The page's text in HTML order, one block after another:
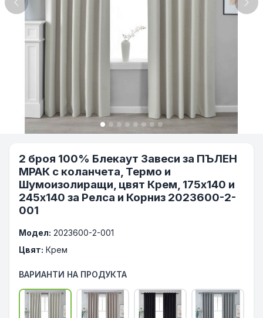
Previous
2 броя 100% Блекаут Завеси за ПЪЛЕН
МРАК с коланчета, Термо и
Шумоизолиращи, цвят Крем, 175х140 и
245х140 за Релса и Корниз 2023600-2-
001
Модел: 2023600-2-001
Цвят: Крем
ВАРИАНТИ НА ПРОДУКТА